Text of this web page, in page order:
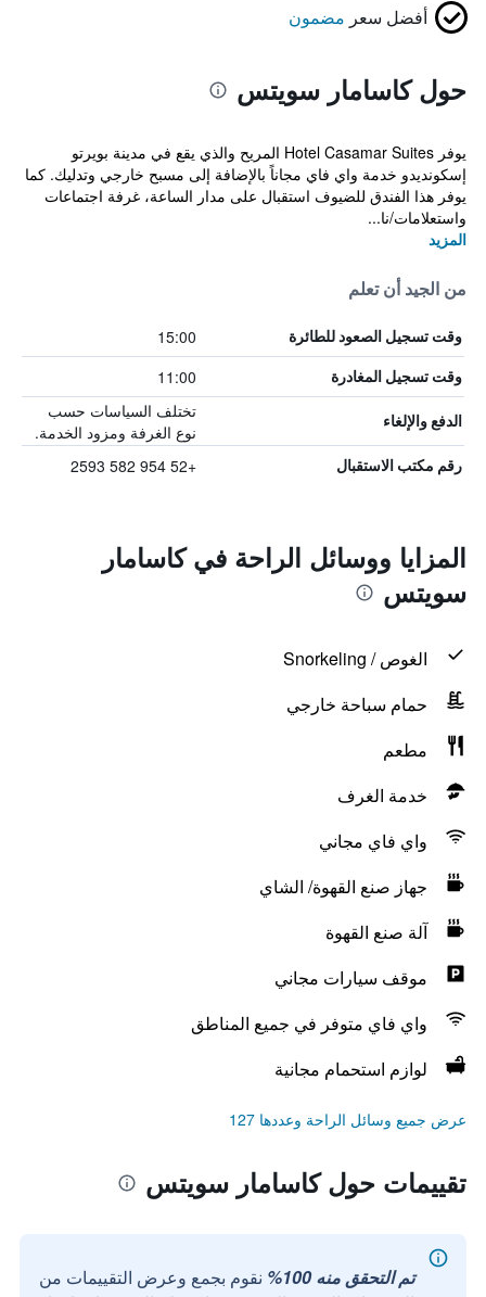
أفضل سعر مضمون
حول كاسامار سويتس
يوفر Hotel Casamar Suites المريح والذي يقع في مدينة بويرتو
إسكونديدو خدمة واي فاي مجاناً بالإضافة إلى مسبح خارجي وتدليك. كما
يوفر هذا الفندق للضيوف استقبال على مدار الساعة، غرفة اجتماعات
واستعلامات/نا...
المزيد
من الجيد أن تعلم
وقت تسجيل الصعود للطائرة 15:00
وقت تسجيل المغادرة 11:00
الدفع والإلغاء
تختلف السياسات حسب
نوع الغرفة ومزود الخدمة.
رقم مكتب الاستقبال +52 954 582 2593
المزايا ووسائل الراحة في كاسامار
سويتس
الغوص / Snorkeling
حمام سباحة خارجي
مطعم
خدمة الغرف
واي فاي مجاني
جهاز صنع القهوة/ الشاي
آلة صنع القهوة
موقف سيارات مجاني
واي فاي متوفر في جميع المناطق
لوازم استحمام مجانية
عرض جميع وسائل الراحة وعددها 127
تقييمات حول كاسامار سويتس
تم التحقق منه 100%
نقوم بجمع وعرض التقييمات من